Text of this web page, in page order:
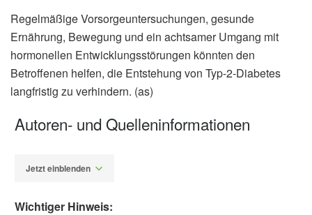
Regelmäßige Vorsorgeuntersuchungen, gesunde
Ernährung, Bewegung und ein achtsamer Umgang mit
hormonellen Entwicklungsstörungen könnten den
Betroffenen helfen, die Entstehung von Typ-2-Diabetes
langfristig zu verhindern. (as)
Autoren- und Quelleninformationen
Jetzt einblenden
Wichtiger Hinweis: